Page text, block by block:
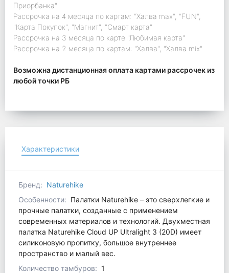
Приорбанка"
Рассрочка на 4 месяца по картам: "Халва max", "FUN",
"Карта Покупок", "Магнит", "Смарт карта"
Рассрочка на 3 месяца по карте "Любимая карта"
Рассрочка на 2 месяца по картам: "Халва", "Халва mix"
Возможна дистанционная оплата картами рассрочек из
любой точки РБ
Характеристики
Бренд: Naturehike
Особенности: Палатки Naturehike – это сверхлегкие и
прочные палатки, созданные с применением
современных материалов и технологий. Двухместная
палатка Naturehike Cloud UP Ultralight 3 (20D) имеет
силиконовую пропитку, большое внутреннее
пространство и малый вес.
Количество тамбуров: 1